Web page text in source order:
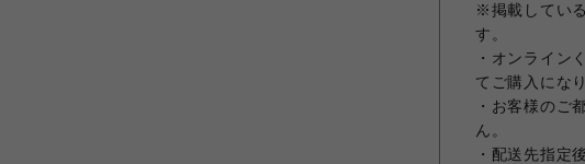
※掲載してい
す。
・オンライン
てご購入にな
・お客様のご
ん。
・配送先指定